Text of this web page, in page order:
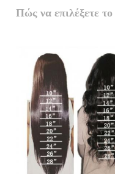
Πώς να επιλέξετε